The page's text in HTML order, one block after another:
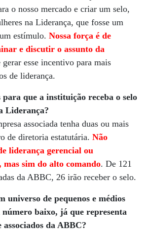
o nosso mercado e criar um selo,
na Liderança, que fosse um
estímulo. Nossa força é de
e discutir o assunto da
gerar esse incentivo para mais
de liderança.
que a instituição receba o selo
Liderança?
associada tenha duas ou mais
de diretoria estatutária. Não
liderança gerencial ou
mas sim do alto comando. De 121
da ABBC, 26 irão receber o selo.
universo de pequenos e médios
número baixo, já que representa
da ABBC?